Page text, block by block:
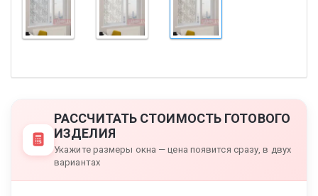
РАССЧИТАТЬ СТОИМОСТЬ ГОТОВОГО
ИЗДЕЛИЯ
Укажите размеры окна — цена появится сразу, в двух
вариантах